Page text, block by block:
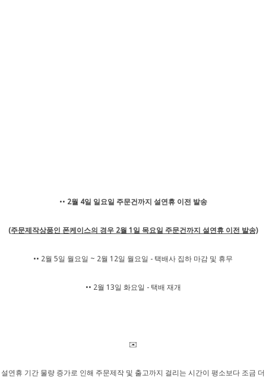
•• 2월 4일 일요일 주문건까지 설연휴 이전 발송
(주문제작상품인 폰케이스의 경우 2월 1일 목요일 주문건까지 설연휴 이전 발송)
•• 2월 5일 월요일 ~ 2월 12일 월요일 - 택배사 집하 마감 및 휴무
•• 2월 13일 화요일 - 택배 재개
✉️
설연휴 기간 물량 증가로 인해 주문제작 및 출고까지 걸리는 시간이 평소보다 조금 더